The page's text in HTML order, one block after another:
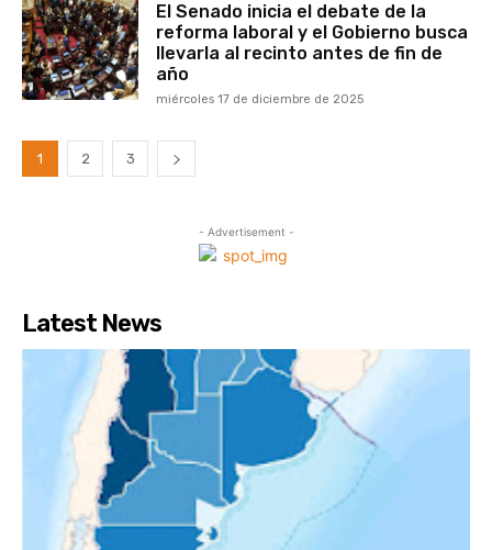
El Senado inicia el debate de la
reforma laboral y el Gobierno busca
llevarla al recinto antes de fin de
año
miércoles 17 de diciembre de 2025
1 2 3
- Advertisement -
Latest News